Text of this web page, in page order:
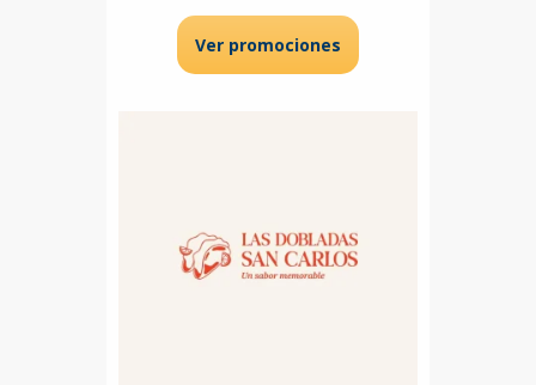
Ver promociones